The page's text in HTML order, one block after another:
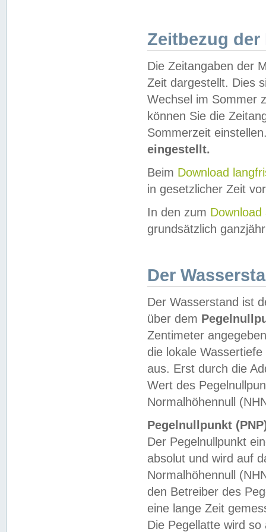
Zeitbezug der
Die Zeitangaben der
Zeit dargestellt. Dies
Wechsel im Sommer
können Sie die
Sommerzeit
eingestellt.
Beim Download
in gesetzlicher Zeit
In den zum Download
grundsätzlich
Der
Der Wasserstand ist
über dem
Zentimeter
die lokale
aus. Erst durch die
Wert des
Normalhöhennull
Pegelnullpunkt
Der Pegelnullpunkt
absolut und wird auf
Normalhöhennull
den Betreiber des
eine lange Zeit
Die Pegellatte wird